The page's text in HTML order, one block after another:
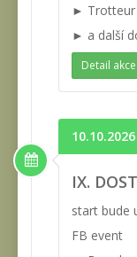
► Trotteur
► a další
Detail akce
IX.
start bude
FB event